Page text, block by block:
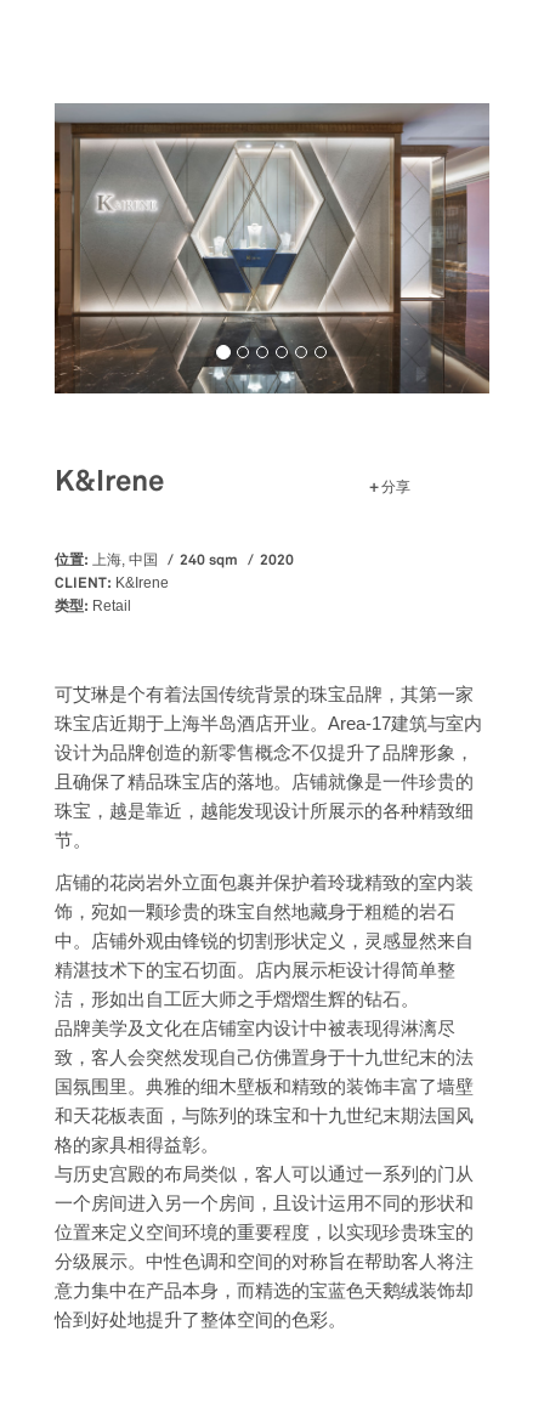
K&Irene 分享
位置: 上海, 中国 240 sqm
2020
CLIENT: K&Irene
类型: Retail
可艾琳是个有着法国传统背景的珠宝品牌，其第一家
珠宝店近期于上海半岛酒店开业。Area-17建筑与室内
设计为品牌创造的新零售概念不仅提升了品牌形象，
且确保了精品珠宝店的落地。店铺就像是一件珍贵的
珠宝，越是靠近，越能发现设计所展示的各种精致细
节。
店铺的花岗岩外立面包裹并保护着玲珑精致的室内装
饰，宛如一颗珍贵的珠宝自然地藏身于粗糙的岩石
中。店铺外观由锋锐的切割形状定义，灵感显然来自
精湛技术下的宝石切面。店内展示柜设计得简单整
洁，形如出自工匠大师之手熠熠生辉的钻石。
品牌美学及文化在店铺室内设计中被表现得淋漓尽
致，客人会突然发现自己仿佛置身于十九世纪末的法
国氛围里。典雅的细木壁板和精致的装饰丰富了墙壁
和天花板表面，与陈列的珠宝和十九世纪末期法国风
格的家具相得益彰。
与历史宫殿的布局类似，客人可以通过一系列的门从
一个房间进入另一个房间，且设计运用不同的形状和
位置来定义空间环境的重要程度，以实现珍贵珠宝的
分级展示。中性色调和空间的对称旨在帮助客人将注
意力集中在产品本身，而精选的宝蓝色天鹅绒装饰却
恰到好处地提升了整体空间的色彩。